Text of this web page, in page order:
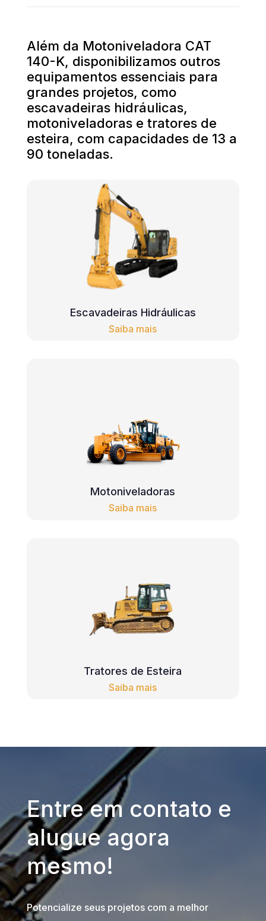
Além da Motoniveladora CAT
140-K, disponibilizamos outros
equipamentos essenciais para
grandes projetos, como
escavadeiras hidráulicas,
motoniveladoras e tratores de
esteira, com capacidades de 13 a
90 toneladas.
Escavadeiras Hidráulicas
Saiba mais
Motoniveladoras
Saiba mais
Tratores de Esteira
Saiba mais
Entre em contato e
alugue agora
mesmo!
Potencialize seus projetos com a melhor